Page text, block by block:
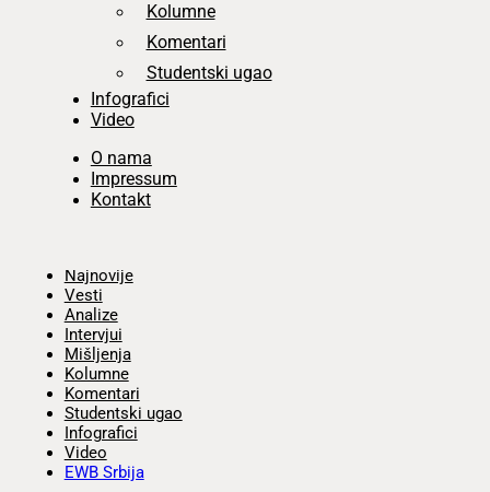
Kolumne
Komentari
Studentski ugao
Infografici
Video
O nama
Impressum
Kontakt
Najnovije
Vesti
Analize
Intervjui
Mišljenja
Kolumne
Komentari
Studentski ugao
Infografici
Video
EWB Srbija